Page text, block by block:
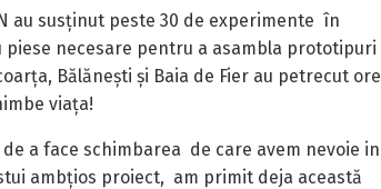
au susținut peste 30 de experimente în
necesare pentru a asambla prototipuri
Bălănești și Baia de Fier au petrecut ore
viața!
a face schimbarea de care avem nevoie in
ambțios proiect, am primit deja această